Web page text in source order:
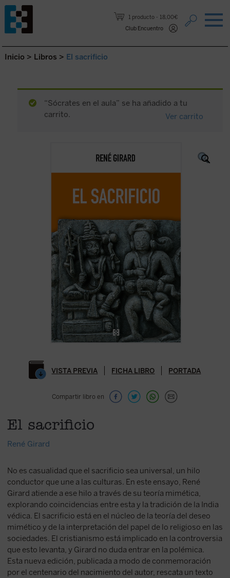
1 producto
18,00€
Club Encuentro
Saltar al contenido.
Inicio > Libros > El sacrificio
“Sócrates en el aula” se ha añadido a tu
carrito.
Ver carrito
VISTA PREVIA FICHA LIBRO PORTADA
Compartir libro en
El sacrificio
René Girard
No es casualidad que el sacrificio sea universal, un hilo
conductor que une a las culturas. En este ensayo, René
Girard atiende a ese hilo a través de su teoría mimética,
explorando coincidencias entre esta y la tradición de la India
védica. El sacrificio está en el núcleo de la teoría del deseo
mimético y de la interpretación del papel de lo religioso en las
sociedades. El cristianismo está implicado en la controversia
que esto levanta, y Girard no duda entrar en la polémica.
Esta nueva edición, publicada a modo de conmemoración
por el centenario del nacimiento del autor, rescata un texto